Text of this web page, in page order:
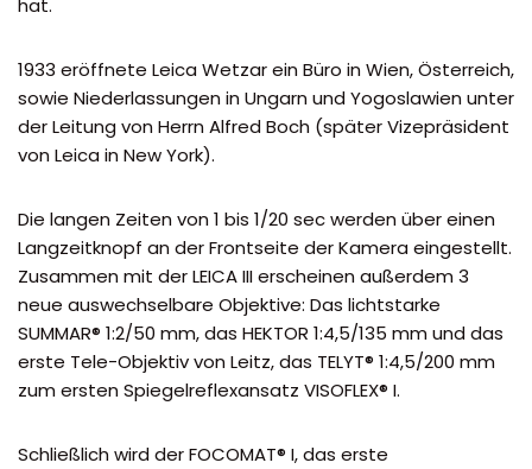
hat.
1933 eröffnete Leica Wetzar ein Büro in Wien, Österreich,
sowie Niederlassungen in Ungarn und Yogoslawien unter
der Leitung von Herrn Alfred Boch (später Vizepräsident
von Leica in New York).
Die langen Zeiten von 1 bis 1/20 sec werden über einen
Langzeitknopf an der Frontseite der Kamera eingestellt.
Zusammen mit der LEICA III erscheinen außerdem 3
neue auswechselbare Objektive: Das lichtstarke
SUMMAR® 1:2/50 mm, das HEKTOR 1:4,5/135 mm und das
erste Tele-Objektiv von Leitz, das TELYT® 1:4,5/200 mm
zum ersten Spiegelreflexansatz VISOFLEX® I.
Schließlich wird der FOCOMAT® I, das erste